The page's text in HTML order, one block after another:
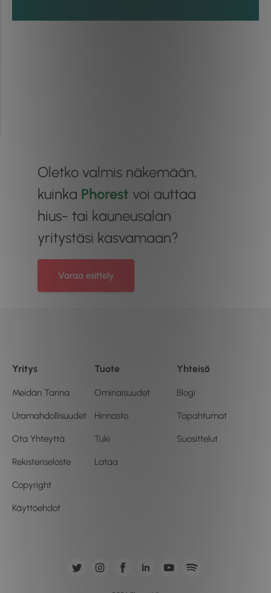
Oletko valmis näkemään,
kuinka Phorest voi auttaa
hius- tai kauneusalan
yritystäsi kasvamaan?
Varaa esittely
Yritys
Meidän Tarina
Uramahdollisuudet
Ota Yhteyttä
Rekisteriseloste
Copyright
Käyttöehdot
Tuote
Ominaisuudet
Hinnasto
Tuki
Lataa
Yhteisö
Blogi
Tapahtumat
Suosittelut